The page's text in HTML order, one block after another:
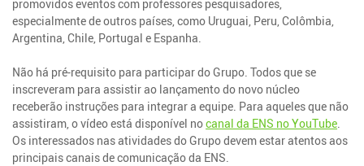
promovidos eventos com professores pesquisadores,
especialmente de outros países, como Uruguai, Peru, Colômbia,
Argentina, Chile, Portugal e Espanha.
Não há pré-requisito para participar do Grupo. Todos que se
inscreveram para assistir ao lançamento do novo núcleo
receberão instruções para integrar a equipe. Para aqueles que não
assistiram, o vídeo está disponível nocanal da ENS no YouTube
Os interessados nas atividades do Grupo devem estar atentos aos
principais canais de comunicação da ENS.